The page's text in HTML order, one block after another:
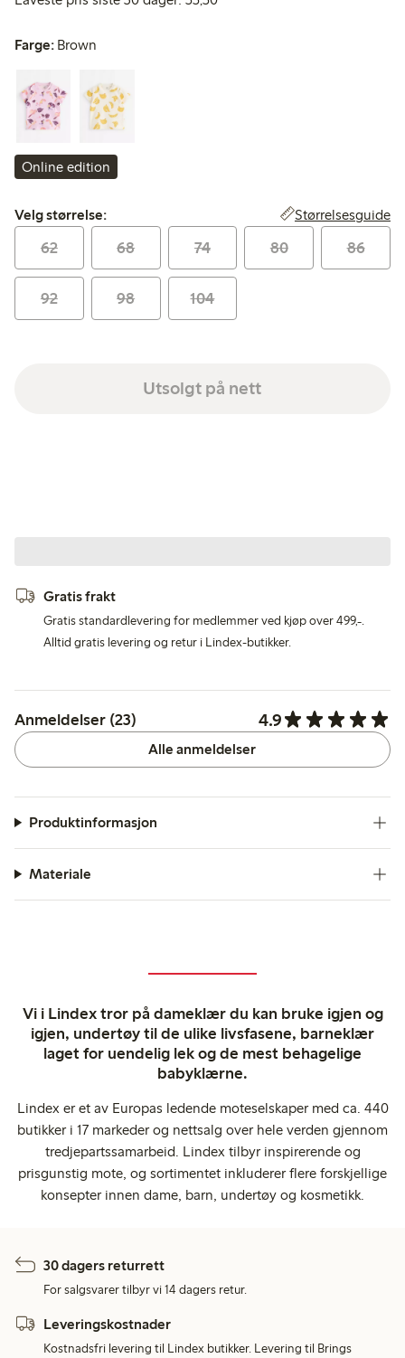
Farge: Brown
Online edition
Velg størrelse:
Velg størrelse: Størrelsesguide
62 68 74 80 86
92 98 104
Utsolgt på nett
Gratis frakt
Gratis standardlevering for medlemmer ved kjøp over 499,-.
Alltid gratis levering og retur i Lindex-butikker.
Anmeldelser (23) 4.9
Alle anmeldelser
Produktinformasjon
Materiale
Vi i Lindex tror på dameklær du kan bruke igjen og
igjen, undertøy til de ulike livsfasene, barneklær
laget for uendelig lek og de mest behagelige
babyklærne.
Lindex er et av Europas ledende moteselskaper med ca. 440
butikker i 17 markeder og nettsalg over hele verden gjennom
tredjepartssamarbeid. Lindex tilbyr inspirerende og
prisgunstig mote, og sortimentet inkluderer flere forskjellige
konsepter innen dame, barn, undertøy og kosmetikk.
30 dagers returrett
For salgsvarer tilbyr vi 14 dagers retur.
Leveringskostnader
Kostnadsfri levering til Lindex butikker. Levering til Brings